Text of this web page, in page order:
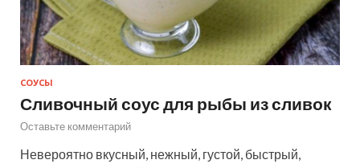
СОУСЫ
Сливочный соус для рыбы из сливок
Оставьте комментарий
Невероятно вкусный, нежный, густой, быстрый,